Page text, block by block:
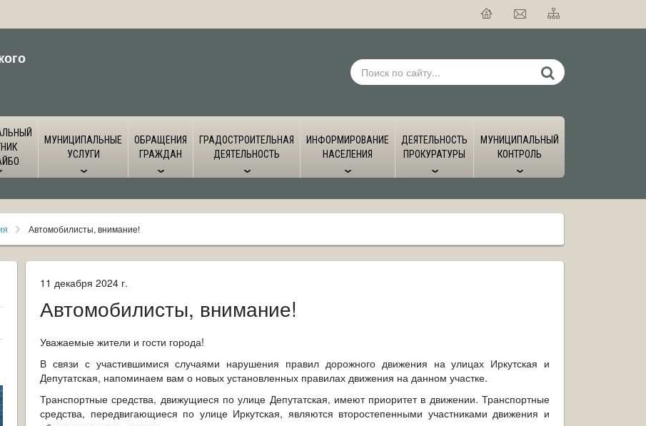
МУНИЦИПАЛЬНЫЕ
УСЛУГИ
ОБРАЩЕНИЯ
ГРАЖДАН
ГРАДОСТРОИТЕЛЬНАЯ
ДЕЯТЕЛЬНОСТЬ
ИНФОРМИРОВАНИЕ
НАСЕЛЕНИЯ
ДЕЯТЕЛЬНОСТЬ
ПРОКУРАТУРЫ
МУНИЦИПАЛЬНЫЙ
КОНТРОЛЬ
Автомобилисты, внимание!
11 декабря 2024 г.
Автомобилисты, внимание!
Уважаемые жители и гости города!
В связи с участившимися случаями нарушения правил дорожного движения на улицах Иркутская и
Депутатская, напоминаем вам о новых установленных правилах движения на данном участке.
Транспортные средства, движущиеся по улице Депутатская, имеют приоритет в движении. Транспортные
средства, передвигающиеся по улице Иркутская, являются второстепенными участниками движения и